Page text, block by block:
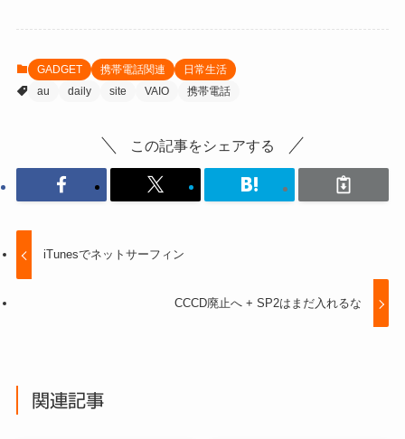
GADGET 携帯電話関連
日常生活
au
daily site VAIO 携帯電話
この記事をシェアする
iTunesでネットサーフィン
CCCD廃止へ + SP2はまだ入れるな
関連記事